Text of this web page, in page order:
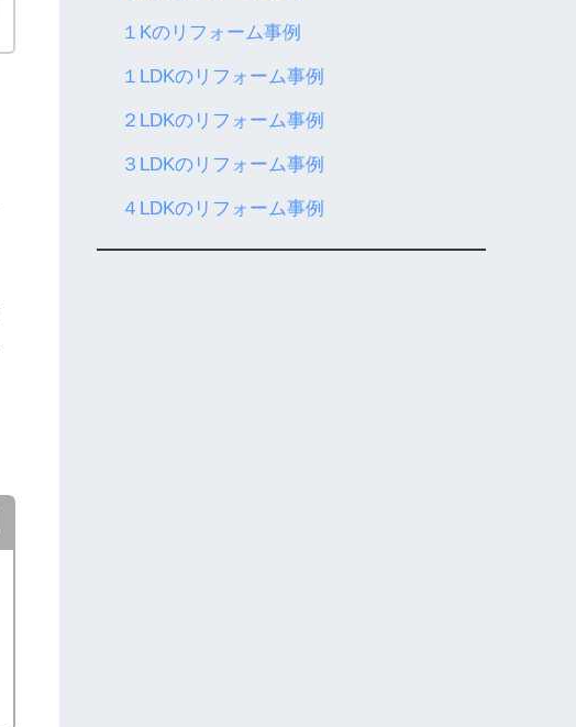
１Kのリフォーム事例
１LDKのリフォーム事例
２LDKのリフォーム事例
３LDKのリフォーム事例
４LDKのリフォーム事例